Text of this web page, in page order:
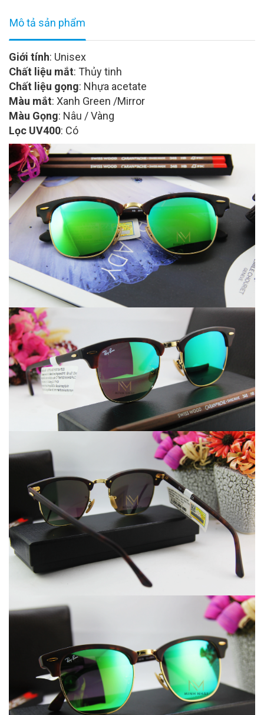
Mô tả sản phẩm
Giới tính: Unisex
Chất liệu mắt: Thủy tinh
Chất liệu gọng: Nhựa acetate
Màu mắt: Xanh Green /Mirror
Màu Gọng: Nâu / Vàng
Lọc UV400: Có